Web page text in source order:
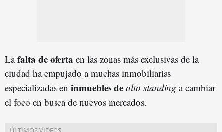
Lafalta de oferta en las zonas más exclusivas de la
ciudad ha empujado a muchas inmobiliarias
especializadas en inmueblesde alto standing a cambiar
el foco en busca de nuevos mercados.